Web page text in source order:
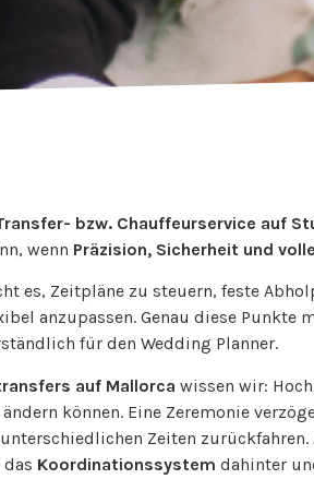
bzw. Chauffeurservice auf
wenn Präzision, Sicherheit und
es, Zeitpläne zu steuern, feste
anzupassen. Genau diese Punkte
für den Wedding Planner.
auf Mallorca wissen wir:
können. Eine Zeremonie
Zeiten zurückfahren.
Koordinationssystem dahinter